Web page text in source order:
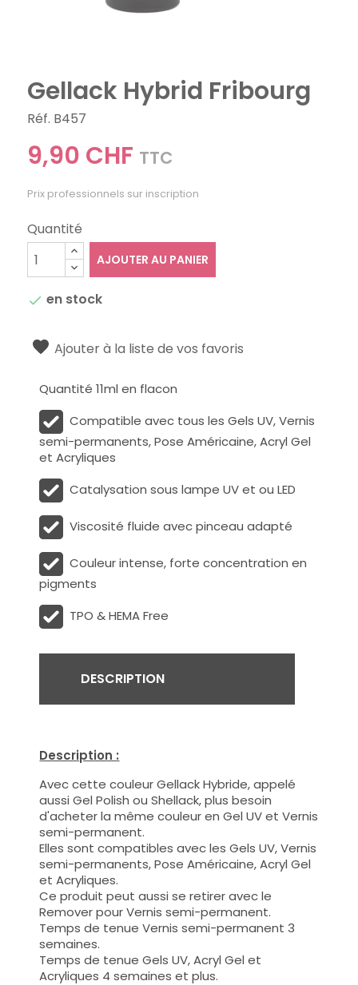
Gellack Hybrid Fribourg
Réf. B457
9,90 CHF TTC
Prix professionnels sur inscription
Quantité
AJOUTER AU PANIER
 en stock
Ajouter à la liste de vos favoris
Quantité 11ml en flacon
Compatible avec tous les Gels UV, Vernis
semi-permanents, Pose Américaine, Acryl Gel
et Acryliques
Catalysation sous lampe UV et ou LED
Viscosité fluide avec pinceau adapté
Couleur intense, forte concentration en
pigments
TPO & HEMA Free
DESCRIPTION
Description :
Avec cette couleur Gellack Hybride, appelé
aussi Gel Polish ou Shellack, plus besoin
d'acheter la même couleur en Gel UV et Vernis
semi-permanent.
Elles sont compatibles avec les Gels UV, Vernis
semi-permanents, Pose Américaine, Acryl Gel
et Acryliques.
Ce produit peut aussi se retirer avec le
Remover pour Vernis semi-permanent.
Temps de tenue Vernis semi-permanent 3
semaines.
Temps de tenue Gels UV, Acryl Gel et
Acryliques 4 semaines et plus.